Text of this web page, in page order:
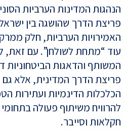
הנהגות המדינות הערביות
פריצת הדרך שהושגה בין ישראל
האמירויות הערביות, חלק
עוד “מתחת לשולחן”. עם זאת,
המשותף והדאגות
פריצת הדרך המדינית, אלא
הכלכלות הדינמיות ועתירות
להרוויח משיתוף פעולה
חקלאות וסייבר.